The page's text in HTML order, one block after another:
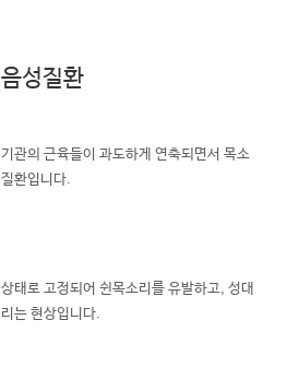
음성질환
관의 근육들이 과도하게 연축되면서 목소
환입니다.
태로 고정되어 쉰목소리를 유발하고, 성대
는 현상입니다.